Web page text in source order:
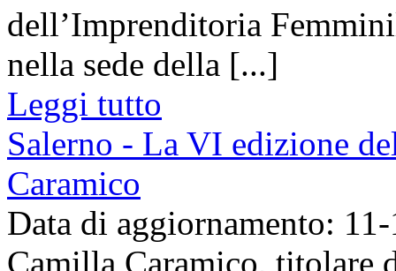
dell’Imprenditoria
nella sede della [...]
Leggi tutto
Salerno - La VI edizione
Caramico
Data di aggiornamento:
Camilla Caramico, titolare